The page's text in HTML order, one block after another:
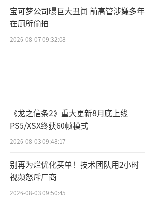
宝可梦公司曝巨大丑闻 前高管涉嫌多年
在厕所偷拍
2026-08-07 09:32:08
《龙之信条2》重大更新8月底上线
PS5/XSX终获60帧模式
2026-08-03 09:48:17
别再为烂优化买单！技术团队用2小时
视频怒斥厂商
2026-08-03 09:50:45